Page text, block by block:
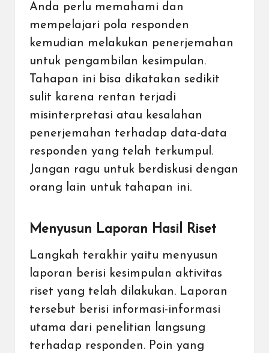
Anda perlu memahami dan
mempelajari pola responden
kemudian melakukan penerjemahan
untuk pengambilan kesimpulan.
Tahapan ini bisa dikatakan sedikit
sulit karena rentan terjadi
misinterpretasi atau kesalahan
penerjemahan terhadap data-data
responden yang telah terkumpul.
Jangan ragu untuk berdiskusi dengan
orang lain untuk tahapan ini.
Menyusun Laporan Hasil Riset
Langkah terakhir yaitu menyusun
laporan berisi kesimpulan aktivitas
riset yang telah dilakukan. Laporan
tersebut berisi informasi-informasi
utama dari penelitian langsung
terhadap responden. Poin yang